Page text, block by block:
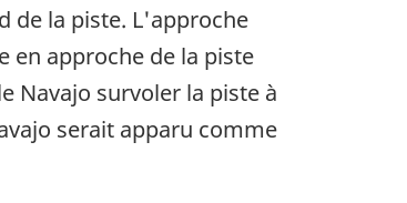
de la piste. L'approche
en approche de la piste
Navajo survoler la piste à
serait apparu comme